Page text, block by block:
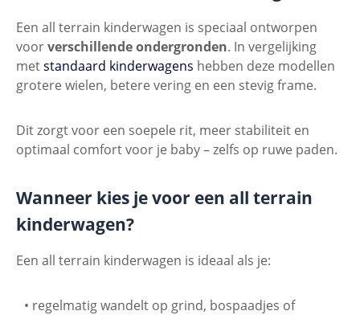
Een all terrain kinderwagen is speciaal ontworpen
voorverschillende ondergronden. In vergelijking
metstandaard kinderwagens hebben deze modellen
grotere wielen, betere vering en een stevig frame.
Dit zorgt voor een soepele rit, meer stabiliteit en
optimaal comfort voor je baby – zelfs op ruwe paden.
Wanneer kies je voor een all terrain
kinderwagen?
Een all terrain kinderwagen is ideaal als je:
• regelmatig wandelt op grind, bospaadjes of